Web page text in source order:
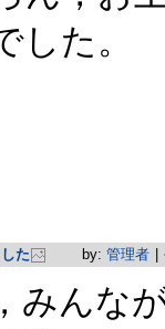
た。
た by: 管理者
みんな